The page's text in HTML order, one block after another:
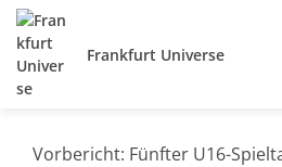
Frankfurt Universe
Vorbericht: Fünfter U16-